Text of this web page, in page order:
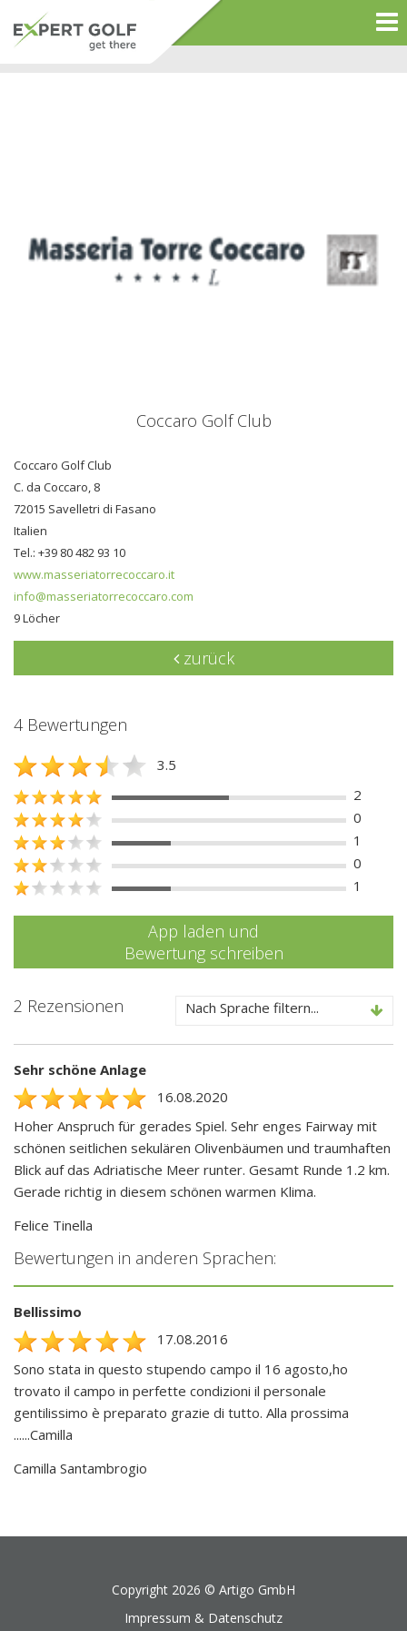
Coccaro Golf Club
Coccaro Golf Club
C. da Coccaro, 8
72015 Savelletri di Fasano
Italien
Tel.: +39 80 482 93 10
www.masseriatorrecoccaro.it
info@masseriatorrecoccaro.com
9 Löcher
zurück
4 Bewertungen
3.5
2
0
1
0
1
App laden und
Bewertung schreiben
2 Rezensionen Nach Sprache filtern...
Sehr schöne Anlage
16.08.2020
Hoher Anspruch für gerades Spiel. Sehr enges Fairway mit
schönen seitlichen sekulären Olivenbäumen und traumhaften
Blick auf das Adriatische Meer runter. Gesamt Runde 1.2 km.
Gerade richtig in diesem schönen warmen Klima.
Felice Tinella
Bewertungen in anderen Sprachen:
Bellissimo
17.08.2016
Sono stata in questo stupendo campo il 16 agosto,ho
trovato il campo in perfette condizioni il personale
gentilissimo è preparato grazie di tutto. Alla prossima
......Camilla
Camilla Santambrogio
Copyright 2026 © Artigo GmbH
Impressum & Datenschutz